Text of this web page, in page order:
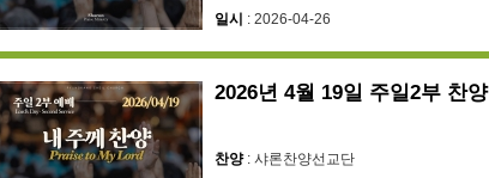
일시 : 2026-04-26
2026년 4월 19일 주일2부 찬양
찬양: 샤론찬양선교단